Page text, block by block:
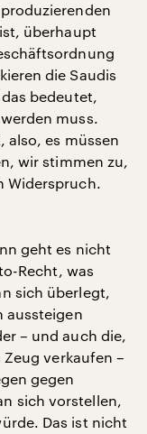
überhaupt
die Saudis
bedeutet,
muss.
also, es müssen
wir stimmen zu,
Widerspruch.
geht es nicht
Recht, was
sich überlegt,
aussteigen
– und auch die,
verkaufen –
gegen
sich vorstellen,
Das ist nicht